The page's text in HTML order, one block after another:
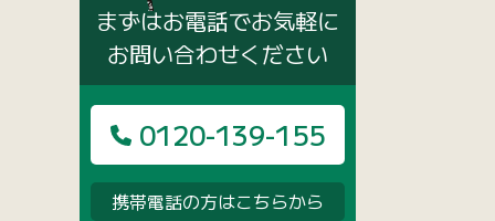
まずはお電話でお気軽に
お問い合わせください
0120-139-155
携帯電話の方はこちらから